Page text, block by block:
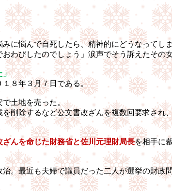
に悩んで自死したら、精神的にどうなってし
わびしたのでしょう」涙声でそう訴えたその
」
８年３月７日である。
で土地を売った。
削除するなど公文書改ざんを複数回要求され
ざんを命じた財務省と佐川元理財局長を相手に
。最近も夫婦で議員だった二人が選挙の財政